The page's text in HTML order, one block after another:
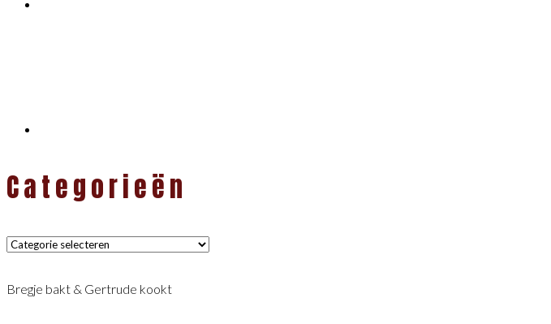
Categorieën
Categorieën
Bregje bakt & Gertrude kookt